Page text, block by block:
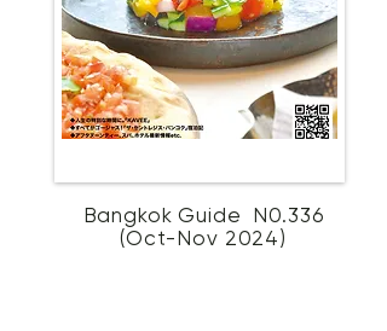
Bangkok Guide N0.336
(Oct-Nov 2024)